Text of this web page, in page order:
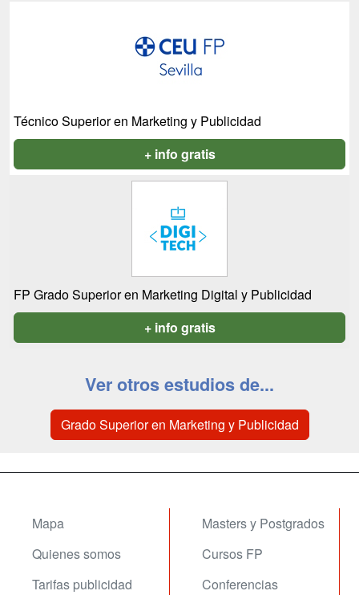
Técnico Superior en Marketing y Publicidad
+ info gratis
FP Grado Superior en Marketing Digital y Publicidad
+ info gratis
Ver otros estudios de...
Grado Superior en Marketing y Publicidad
Mapa
Quienes somos
Tarifas publicidad
Masters y Postgrados
Cursos FP
Conferencias